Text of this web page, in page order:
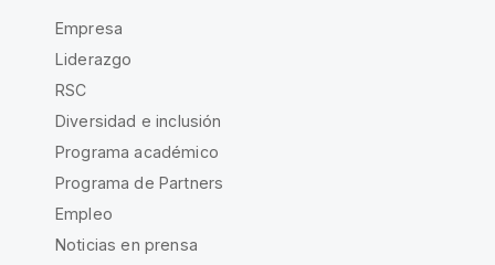
Empresa
Liderazgo
RSC
Diversidad e inclusión
Programa académico
Programa de Partners
Empleo
Noticias en prensa